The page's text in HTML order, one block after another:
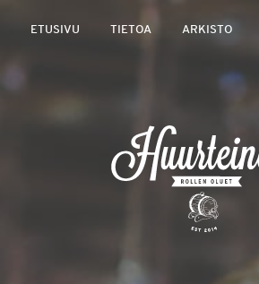
ETUSIVU TIETOA ARKISTO